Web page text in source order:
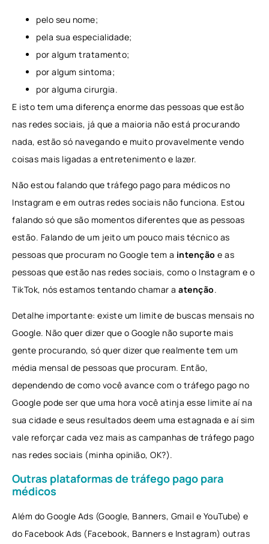
pelo seu nome;
pela sua especialidade;
por algum tratamento;
por algum sintoma;
por alguma cirurgia.
E isto tem uma diferença enorme das pessoas que estão
nas redes sociais, já que a maioria não está procurando
nada, estão só navegando e muito provavelmente vendo
coisas mais ligadas a entretenimento e lazer.
Não estou falando que tráfego pago para médicos no
Instagram e em outras redes sociais não funciona. Estou
falando só que são momentos diferentes que as pessoas
estão. Falando de um jeito um pouco mais técnico as
pessoas que procuram no Google tem a intenção e as
pessoas que estão nas redes sociais, como o Instagram e o
TikTok, nós estamos tentando chamar a atenção.
Detalhe importante: existe um limite de buscas mensais no
Google. Não quer dizer que o Google não suporte mais
gente procurando, só quer dizer que realmente tem um
média mensal de pessoas que procuram. Então,
dependendo de como você avance com o tráfego pago no
Google pode ser que uma hora você atinja esse limite aí na
sua cidade e seus resultados deem uma estagnada e aí sim
vale reforçar cada vez mais as campanhas de tráfego pago
nas redes sociais (minha opinião, OK?).
Outras plataformas de tráfego pago para
médicos
Além do Google Ads (Google, Banners, Gmail e YouTube) e
do Facebook Ads (Facebook, Banners e Instagram) outras